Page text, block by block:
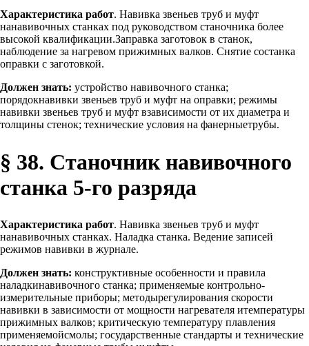
Характеристика работ. Навивка звеньев труб и муфт
нанавивочных станках под руководством станочника более
высокой квалификации.Заправка заготовок в станок,
наблюдение за нагревом прижимных валков. Снятие состанка
оправки с заготовкой.
Должен знать: устройство навивочного станка;
порядокнавивки звеньев труб и муфт на оправки; режимы
навивки звеньев труб и муфт взависимости от их диаметра и
толщины стенок; технические условия на фанерныетрубы.
§ 38. Станочник навивочного
станка 5-го разряда
Характеристика работ. Навивка звеньев труб и муфт
нанавивочных станках. Наладка станка. Ведение записей
режимов навивки в журнале.
Должен знать: конструктивные особенности и правила
наладкинавивочного станка; применяемые контрольно-
измерительные приборы; методырегулирования скорости
навивки в зависимости от мощности нагревателя итемпературы
прижимных валков; критическую температуру плавления
применяемойсмолы; государственные стандарты и технические